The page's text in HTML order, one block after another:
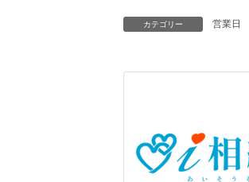
カテゴリー 営業日